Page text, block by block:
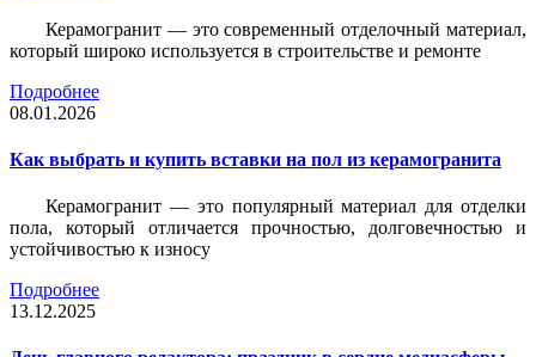
Керамогранит — это современный отделочный материал,
который широко используется в строительстве и ремонте
Подробнее
08.01.2026
Как выбрать и купить вставки на пол из керамогранита
Керамогранит — это популярный материал для отделки
пола, который отличается прочностью, долговечностью и
устойчивостью к износу
Подробнее
13.12.2025